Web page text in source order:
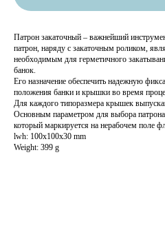
Патрон закаточный – важнейший
патрон, наряду с закаточным роликом,
необходимым для герметичного
банок.
Его назначение обеспечить надежную
положения банки и крышки во время
Для каждого типоразмера крышек
Основным параметром для выбора
который маркируется на нерабочем поле
lwh: 100x100x30 mm
Weight: 399 g